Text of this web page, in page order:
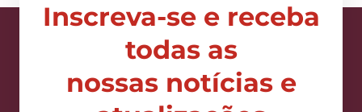
Inscreva-se e receba
todas as
nossas notícias e